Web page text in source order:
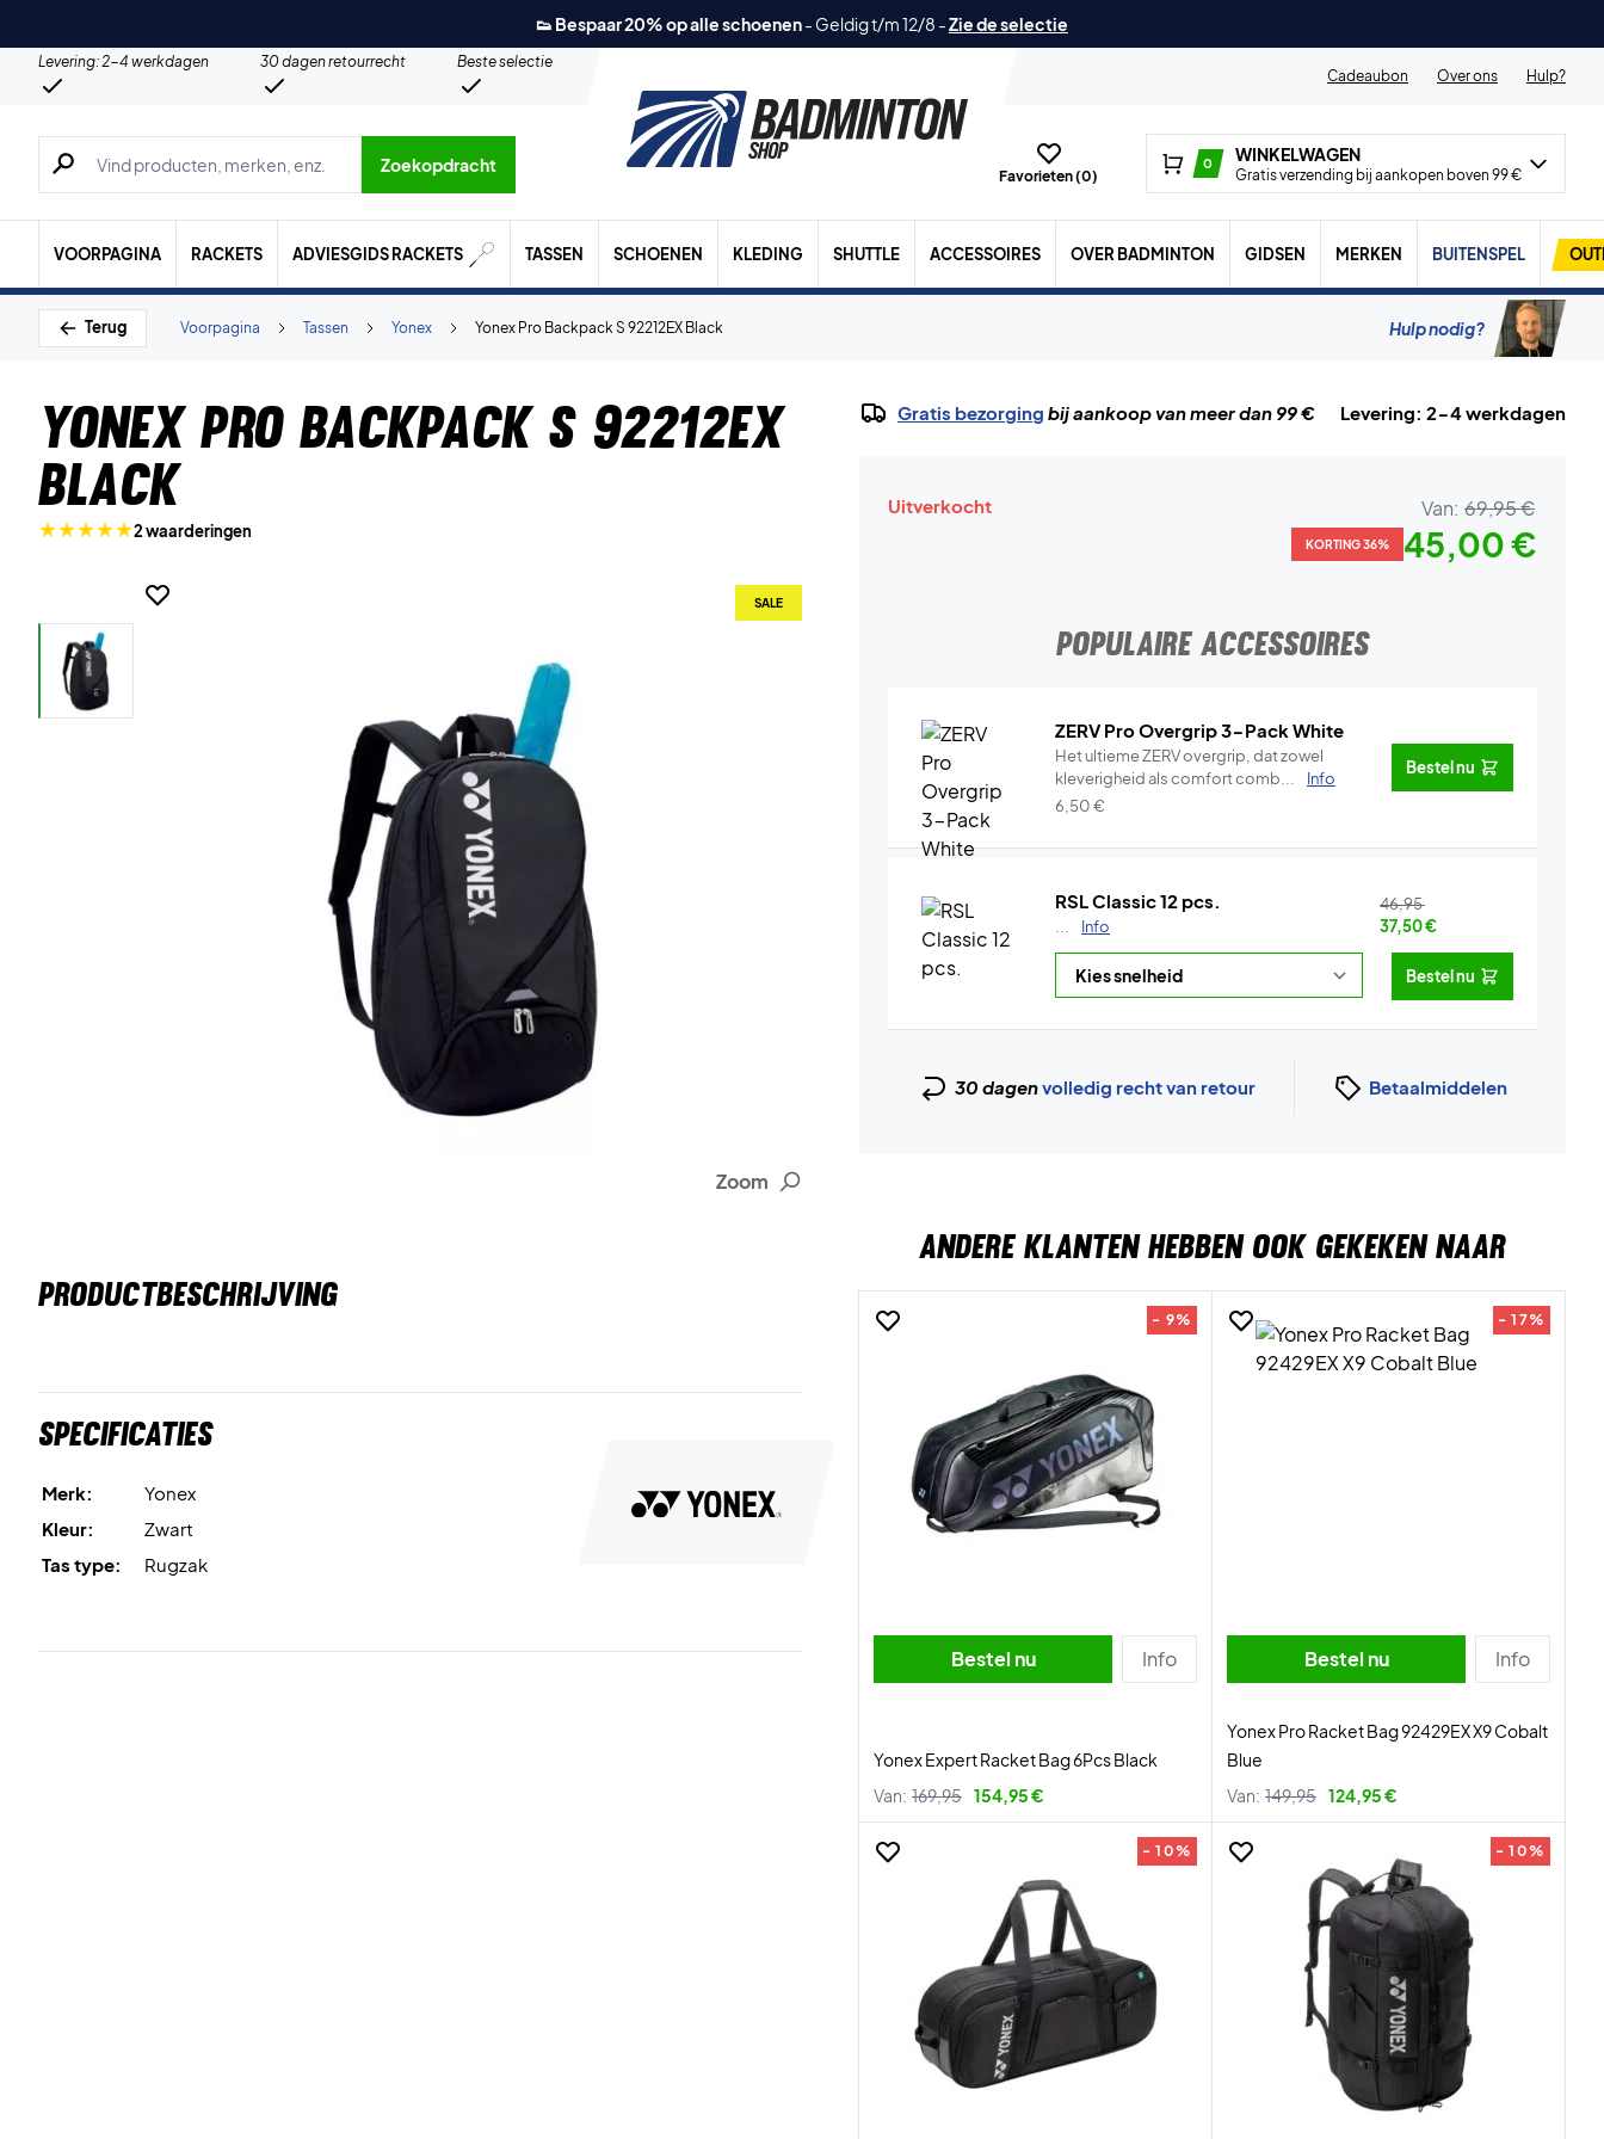
👟 Bespaar 20% op alle schoenen- Geldig t/m 12/8 -Zie de selectie
Levering: 2-4 werkdagen 30 dagen retourrecht
Beste selectie
Cadeaubon
Over ons Hulp?
Zoeken naar producten, merken etc.
Zoekopdracht
Favorieten (0)
0 WINKELWAGEN
Gratis verzending bij aankopen boven 99 €
VOORPAGINA RACKETS ADVIESGIDS RACKETS TASSEN SCHOENEN KLEDING SHUTTLE ACCESSOIRES OVER BADMINTON GIDSEN MERKEN BUITENSPEL
Terug Yonex Pro Backpack S 92212EX Black
Yonex
Tassen
Voorpagina Hulp nodig?
Yonex Pro Backpack S 92212EX
Black
2 waarderingen
Zoom
SALE
PRODUCTBESCHRIJVING
Specificaties
Merk:
Yonex
Kleur:
Zwart
Tas type:
Rugzak
Gratis bezorging bij aankoop van meer dan 99 € Levering: 2-4 werkdagen
Uitverkocht Van: 69,95 €
KORTING 36% 45,00 €
POPULAIRE ACCESSOIRES
ZERV Pro Overgrip 3-Pack White
Het ultieme ZERV overgrip, dat zowel
kleverigheid als comfort comb...
Info
6,50€
Bestel nu
RSL Classic 12 pcs.
Info
46,95
37,50€
Bestel nu
30 dagenvolledig recht van retour Betaalmiddelen
ANDERE KLANTEN HEBBEN OOK GEKEKEN NAAR
- 9%
Bestel nu Info
Yonex Expert Racket Bag 6Pcs Black
Van: 169,95 154,95 €
- 17%
Bestel nu Info
Yonex Pro Racket Bag 92429EX X9 Cobalt
Blue
Van: 149,95 124,95 €
- 10% - 10%